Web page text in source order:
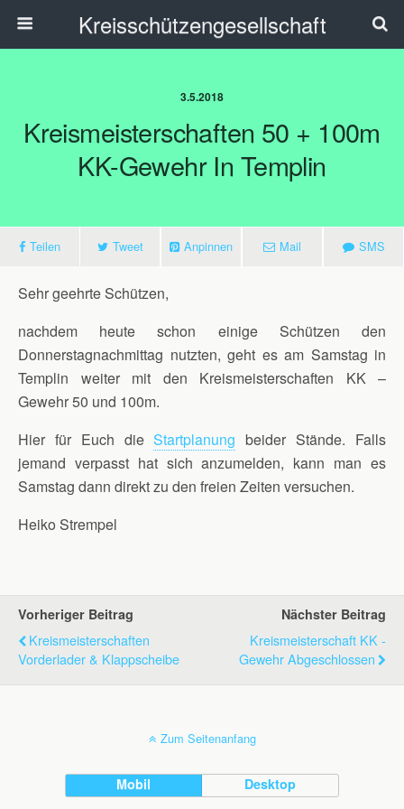
Kreisschützengesellschaft
3.5.2018
Kreismeisterschaften 50 + 100m
KK-Gewehr In Templin
Teilen Tweet Anpinnen Mail SMS
Sehr geehrte Schützen,
nachdem heute schon einige Schützen den
Donnerstagnachmittag nutzten, geht es am Samstag in
Templin weiter mit den Kreismeisterschaften KK –
Gewehr 50 und 100m.
Hier für Euch dieStartplanung beider Stände. Falls
jemand verpasst hat sich anzumelden, kann man es
Samstag dann direkt zu den freien Zeiten versuchen.
Heiko Strempel
Vorheriger Beitrag
Kreismeisterschaften
Vorderlader & Klappscheibe
Nächster Beitrag
Kreismeisterschaft KK -
Gewehr Abgeschlossen
Zum Seitenanfang
Mobil Desktop